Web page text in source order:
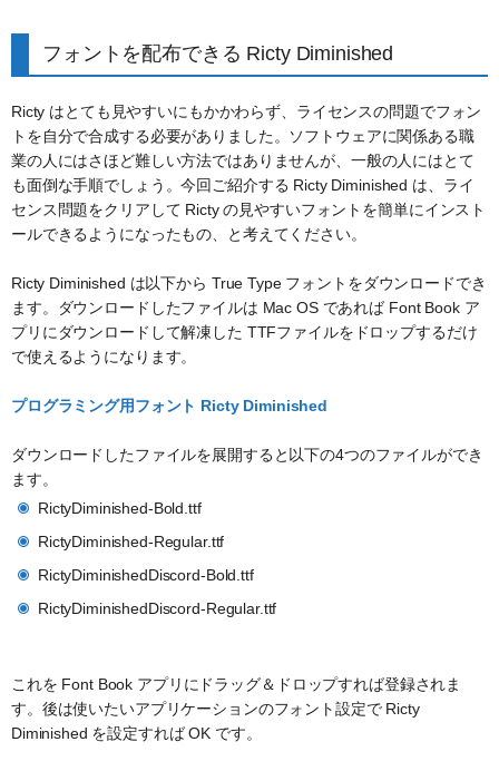
フォントを配布できる Ricty Diminished
Ricty はとても見やすいにもかかわらず、ライセンスの問題でフォン
トを自分で合成する必要がありました。ソフトウェアに関係ある職
業の人にはさほど難しい方法ではありませんが、一般の人にはとて
も面倒な手順でしょう。今回ご紹介する Ricty Diminished は、ライ
センス問題をクリアして Ricty の見やすいフォントを簡単にインスト
ールできるようになったもの、と考えてください。
Ricty Diminished は以下から True Type フォントをダウンロードでき
ます。ダウンロードしたファイルは Mac OS であれば Font Book ア
プリにダウンロードして解凍した TTFファイルをドロップするだけ
で使えるようになります。
プログラミング用フォント Ricty Diminished
ダウンロードしたファイルを展開すると以下の4つのファイルができ
ます。
RictyDiminished-Bold.ttf
RictyDiminished-Regular.ttf
RictyDiminishedDiscord-Bold.ttf
RictyDiminishedDiscord-Regular.ttf
これを Font Book アプリにドラッグ＆ドロップすれば登録されま
す。後は使いたいアプリケーションのフォント設定で Ricty
Diminished を設定すれば OK です。